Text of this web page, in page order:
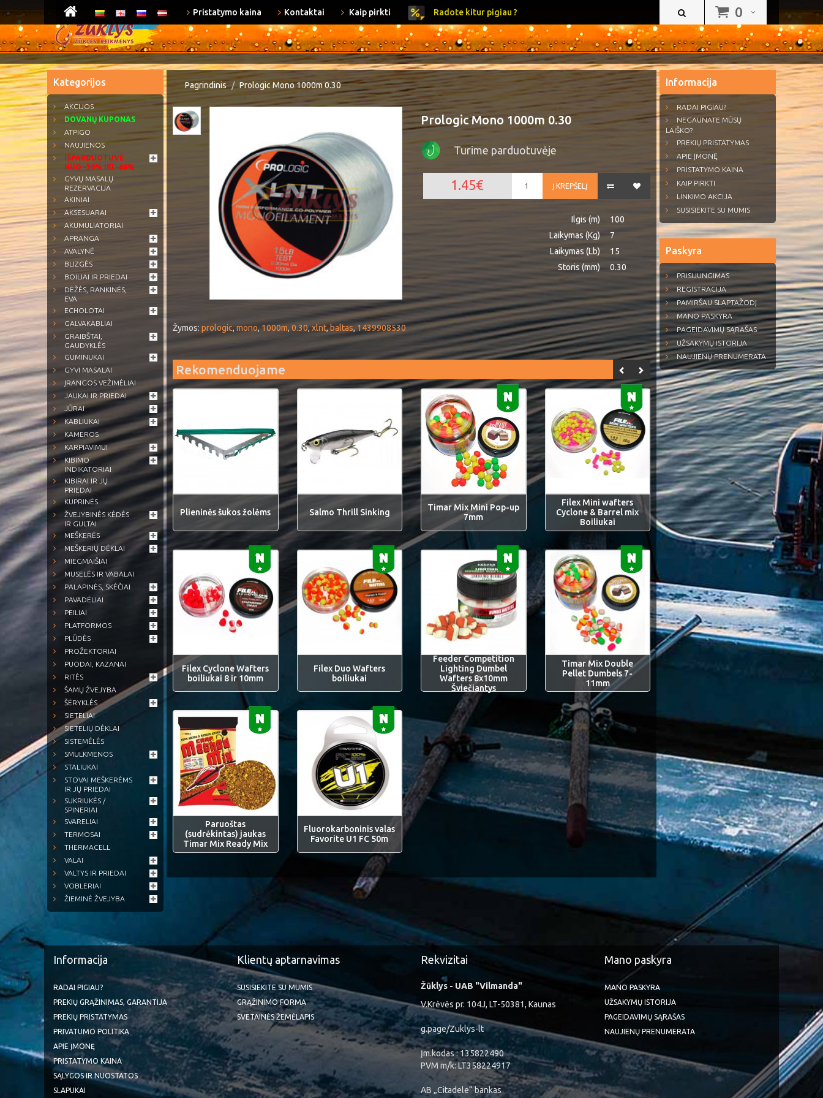
0
Pristatymo kaina Kontaktai Kaip pirkti Radote kitur pigiau ?
Kategorijos
AKCIJOS
DOVANŲ KUPONAS
ATPIGO
NAUJIENOS
IŠPARDUOTUVĖ
NUO -30% IKI -60%
GYVŲ MASALŲ
REZERVACIJA
AKINIAI
AKSESUARAI
AKUMULIATORIAI
APRANGA
AVALYNĖ
BLIZGĖS
BOILIAI IR PRIEDAI
DĖŽĖS, RANKINĖS,
EVA
ECHOLOTAI
GALVAKABLIAI
GRAIBŠTAI,
GAUDYKLĖS
GUMINUKAI
GYVI MASALAI
ĮRANGOS VEŽIMĖLIAI
JAUKAI IR PRIEDAI
JŪRAI
KABLIUKAI
KAMEROS
KARPIAVIMUI
KIBIMO
INDIKATORIAI
KIBIRAI IR JŲ
PRIEDAI
KUPRINĖS
ŽVEJYBINĖS KĖDĖS
IR GULTAI
MEŠKERĖS
MEŠKERIŲ DĖKLAI
MIEGMAIŠIAI
MUSELĖS IR VABALAI
PALAPINĖS, SKĖČIAI
PAVADĖLIAI
PEILIAI
PLATFORMOS
PLŪDĖS
PROŽEKTORIAI
PUODAI, KAZANAI
RITĖS
ŠAMŲ ŽVEJYBA
ŠĖRYKLĖS
SIETELIAI
SIETELIŲ DĖKLAI
SISTEMĖLĖS
SMULKMENOS
STALIUKAI
STOVAI MEŠKERĖMS
IR JŲ PRIEDAI
SUKRIUKĖS /
SPINERIAI
SVARELIAI
TERMOSAI
THERMACELL
VALAI
VALTYS IR PRIEDAI
VOBLERIAI
ŽIEMINĖ ŽVEJYBA
Pagrindinis Prologic Mono 1000m 0.30
Prologic Mono 1000m 0.30
Turime parduotuvėje
Į KREPŠELĮ
1.45€
Ilgis (m)
100
Laikymas (Kg)
7
Laikymas (Lb)
15
Storis (mm)
0.30
Žymos: prologic, mono, 1000m, 0.30,xlnt, baltas, 1439908530
Rekomenduojame
Plieninės šukos žolėms Salmo Thrill Sinking
Timar Mix Mini Pop-up
7mm
Filex Mini wafters
Cyclone & Barrel mix
Boiliukai
Filex Cyclone Wafters
boiliukai 8 ir 10mm
Filex Duo Wafters
boiliukai
Feeder Competition
Lighting Dumbel
Wafters 8x10mm
Šviečiantys
Timar Mix Double
Pellet Dumbels 7-
11mm
Paruoštas
(sudrėkintas) jaukas
Timar Mix Ready Mix
Fluorokarboninis valas
Favorite U1 FC 50m
Informacija
RADAI PIGIAU?
NEGAUNATE MŪSŲ
LAIŠKO?
PREKIŲ PRISTATYMAS
APIE ĮMONĘ
PRISTATYMO KAINA
KAIP PIRKTI
LINKIMO AKCIJA
SUSISIEKITE SU MUMIS
Paskyra
PRISIJUNGIMAS
REGISTRACIJA
PAMIRŠAU SLAPTAŽODĮ
MANO PASKYRA
PAGEIDAVIMŲ SĄRAŠAS
UŽSAKYMŲ ISTORIJA
NAUJIENŲ PRENUMERATA
Informacija
RADAI PIGIAU?
PREKIŲ GRĄŽINIMAS, GARANTIJA
PREKIŲ PRISTATYMAS
PRIVATUMO POLITIKA
APIE ĮMONĘ
PRISTATYMO KAINA
SĄLYGOS IR NUOSTATOS
SLAPUKAI
Klientų aptarnavimas
SUSISIEKITE SU MUMIS
GRĄŽINIMO FORMA
SVETAINĖS ŽEMĖLAPIS
Rekvizitai
Žūklys - UAB "Vilmanda"
V.Krėvės pr. 104J, LT-50381, Kaunas
g.page/Zuklys-lt
Įm.kodas : 135822490
PVM m/k: LT358224917
AB „Citadele“ bankas
Mano paskyra
MANO PASKYRA
UŽSAKYMŲ ISTORIJA
PAGEIDAVIMŲ SĄRAŠAS
NAUJIENŲ PRENUMERATA